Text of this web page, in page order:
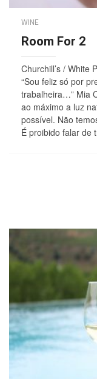
WINE
Room For 2
Churchill’s / White
“Sou feliz só por
trabalheira…” Mia
ao máximo a luz
possível. Não
É proibido falar